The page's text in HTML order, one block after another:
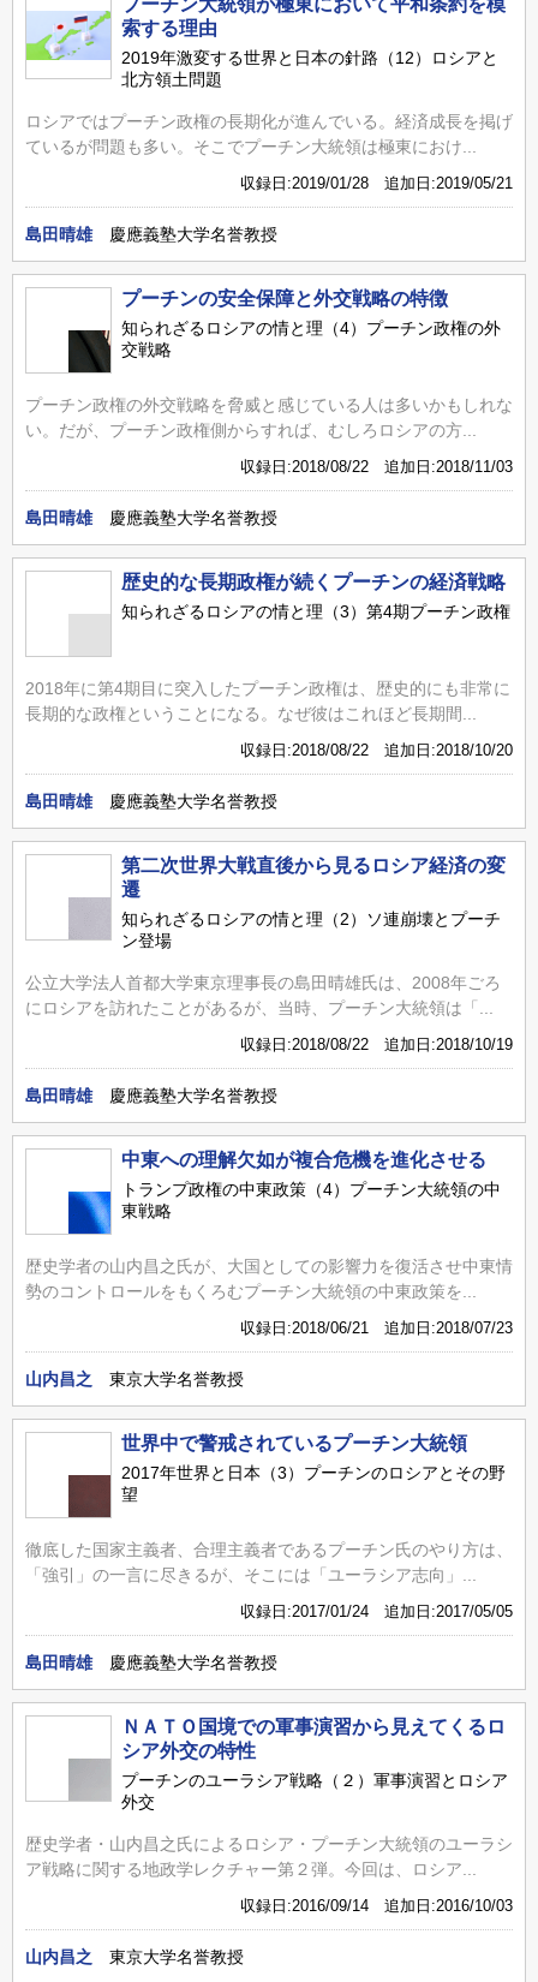
索する理由
2019年激変する世界と日本の針路（12）ロシアと
北方領土問題
ロシアではプーチン政権の長期化が進んでいる。経済成長を掲げ
ているが問題も多い。そこでプーチン大統領は極東におけ...
収録日:2019/01/28 追加日:2019/05/21
島田晴雄 慶應義塾大学名誉教授
プーチンの安全保障と外交戦略の特徴
知られざるロシアの情と理（4）プーチン政権の外
交戦略
プーチン政権の外交戦略を脅威と感じている人は多いかもしれな
い。だが、プーチン政権側からすれば、むしろロシアの方...
収録日:2018/08/22 追加日:2018/11/03
島田晴雄 慶應義塾大学名誉教授
歴史的な長期政権が続くプーチンの経済戦略
知られざるロシアの情と理（3）第4期プーチン政権
2018年に第4期目に突入したプーチン政権は、歴史的にも非常に
長期的な政権ということになる。なぜ彼はこれほど長期間...
収録日:2018/08/22 追加日:2018/10/20
島田晴雄 慶應義塾大学名誉教授
第二次世界大戦直後から見るロシア経済の変
遷
知られざるロシアの情と理（2）ソ連崩壊とプーチ
ン登場
公立大学法人首都大学東京理事長の島田晴雄氏は、2008年ごろ
にロシアを訪れたことがあるが、当時、プーチン大統領は「...
収録日:2018/08/22 追加日:2018/10/19
島田晴雄 慶應義塾大学名誉教授
中東への理解欠如が複合危機を進化させる
トランプ政権の中東政策（4）プーチン大統領の中
東戦略
歴史学者の山内昌之氏が、大国としての影響力を復活させ中東情
勢のコントロールをもくろむプーチン大統領の中東政策を...
収録日:2018/06/21 追加日:2018/07/23
山内昌之 東京大学名誉教授
世界中で警戒されているプーチン大統領
2017年世界と日本（3）プーチンのロシアとその野
望
徹底した国家主義者、合理主義者であるプーチン氏のやり方は、
「強引」の一言に尽きるが、そこには「ユーラシア志向」...
収録日:2017/01/24 追加日:2017/05/05
島田晴雄 慶應義塾大学名誉教授
ＮＡＴＯ国境での軍事演習から見えてくるロ
シア外交の特性
プーチンのユーラシア戦略（２）軍事演習とロシア
外交
歴史学者・山内昌之氏によるロシア・プーチン大統領のユーラシ
ア戦略に関する地政学レクチャー第２弾。今回は、ロシア...
収録日:2016/09/14 追加日:2016/10/03
山内昌之 東京大学名誉教授